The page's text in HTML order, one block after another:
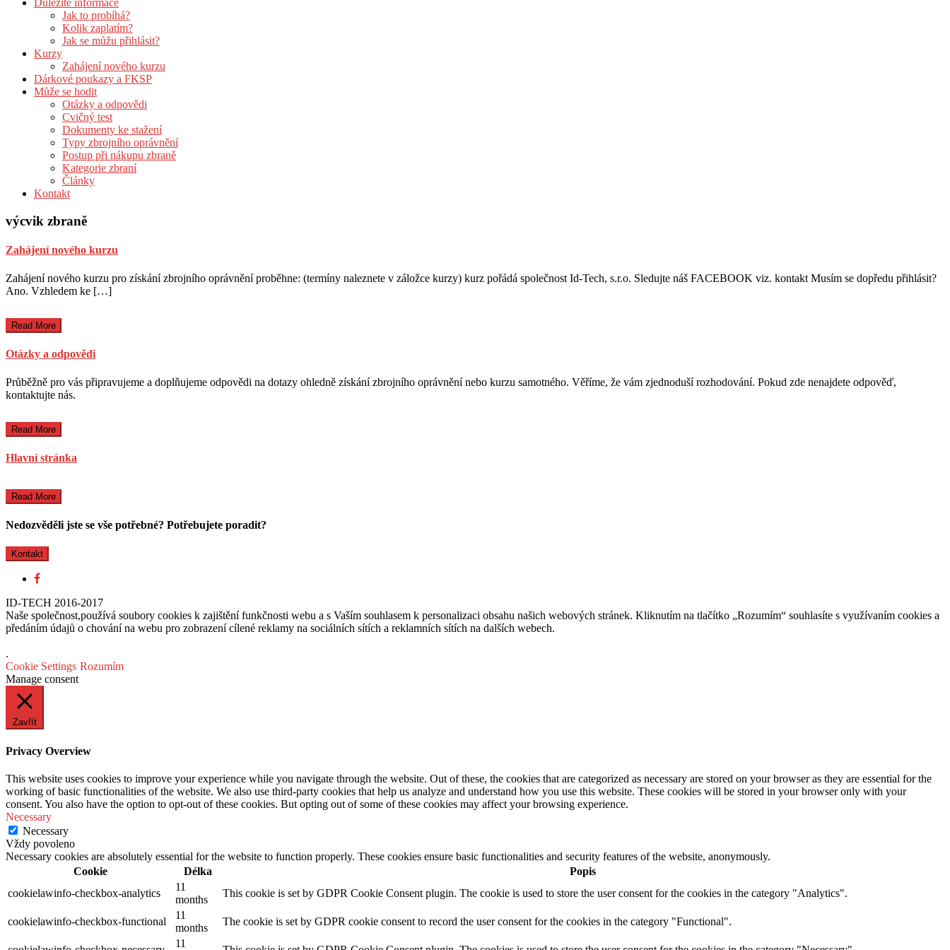
Důležité informace
Jak to probíhá?
Kolik zaplatím?
Jak se můžu přihlásit?
Kurzy
Zahájení nového kurzu
Dárkové poukazy a FKSP
Může se hodit
Otázky a odpovědi
Cvičný test
Dokumenty ke stažení
Typy zbrojního oprávnění
Postup při nákupu zbraně
Kategorie zbraní
Články
Kontakt
výcvik zbraně
Zahájení nového kurzu
Zahájení nového kurzu pro získání zbrojního oprávnění proběhne: (termíny naleznete v záložce kurzy) kurz pořádá společnost Id-Tech, s.r.o. Sledujte náš FACEBOOK viz. kontakt Musím se dopředu přihlásit?
Ano. Vzhledem ke […]
Read More
Otázky a odpovědi
Průběžně pro vás připravujeme a doplňujeme odpovědi na dotazy ohledně získání zbrojního oprávnění nebo kurzu samotného. Věříme, že vám zjednoduší rozhodování. Pokud zde nenajdete odpověď,
kontaktujte nás.
Read More
Hlavní stránka
Read More
Nedozvěděli jste se vše potřebné? Potřebujete poradit?
Kontakt
ID-TECH 2016-2017
Naše společnost,používá soubory cookies k zajištění funkčnosti webu a s Vaším souhlasem k personalizaci obsahu našich webových stránek. Kliknutím na tlačítko „Rozumím“ souhlasíte s využívaním cookies a
předáním údajů o chování na webu pro zobrazení cílené reklamy na sociálních sítích a reklamních sítích na dalších webech.
.
Cookie Settings Rozumím
Manage consent
Zavřít
Privacy Overview
This website uses cookies to improve your experience while you navigate through the website. Out of these, the cookies that are categorized as necessary are stored on your browser as they are essential for the
working of basic functionalities of the website. We also use third-party cookies that help us analyze and understand how you use this website. These cookies will be stored in your browser only with your
consent. You also have the option to opt-out of these cookies. But opting out of some of these cookies may affect your browsing experience.
Necessary
Necessary
Vždy povoleno
Necessary cookies are absolutely essential for the website to function properly. These cookies ensure basic functionalities and security features of the website, anonymously.
Cookie
Délka
Popis
cookielawinfo-checkbox-analytics
11
months
This cookie is set by GDPR Cookie Consent plugin. The cookie is used to store the user consent for the cookies in the category "Analytics".
cookielawinfo-checkbox-functional
11
months
The cookie is set by GDPR cookie consent to record the user consent for the cookies in the category "Functional".
11